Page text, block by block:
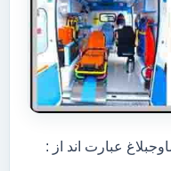
عبارت اند از :